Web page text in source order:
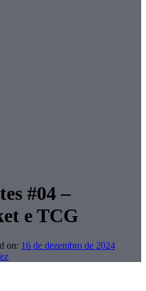
#04 –
e TCG
on: 16 de dezembro de 2024